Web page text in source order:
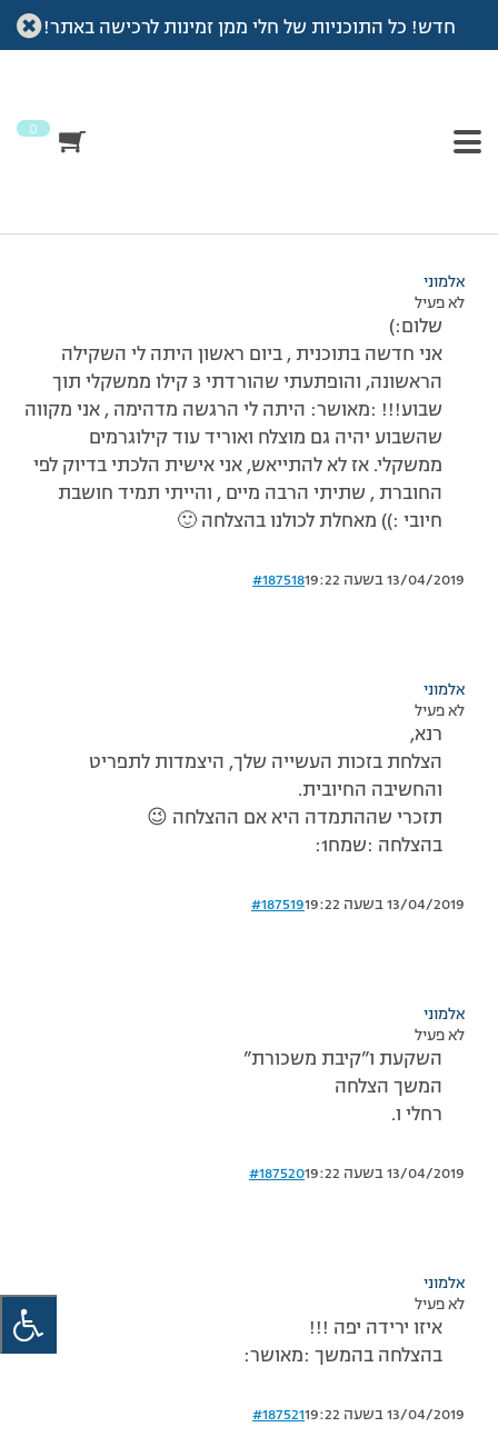
חדש! כל התוכניות של חלי ממן זמינות לרכישה באתר!
0
עמוד הבית >דיונים>פורום >שבוע ראשון
מוצגות 5 תגובות – 1 עד 5 (מתוך 5 סה״כ)
אלמוני
לא פעיל
שלום:)
אני חדשה בתוכנית , ביום ראשון היתה לי השקילה
הראשונה, והופתעתי שהורדתי 3 קילו ממשקלי תוך
שבוע!!! :מאושר: היתה לי הרגשה מדהימה , אני מקווה
שהשבוע יהיה גם מוצלח ואוריד עוד קילוגרמים
ממשקלי. אז לא להתייאש, אני אישית הלכתי בדיוק לפי
החוברת , שתיתי הרבה מיים , והייתי תמיד חושבת
חיובי :)) מאחלת לכולנו בהצלחה 🙂
13/04/2019 בשעה 19:22 #187518
אלמוני
לא פעיל
רנא,
הצלחת בזכות העשייה שלך, היצמדות לתפריט
והחשיבה החיובית.
תזכרי שההתמדה היא אם ההצלחה 😉
בהצלחה :שמח1:
13/04/2019 בשעה 19:22 #187519
אלמוני
לא פעיל
השקעת ו”קיבת משכורת”
המשך הצלחה
רחלי ו.
13/04/2019 בשעה 19:22 #187520
אלמוני
לא פעיל
איזו ירידה יפה !!!
בהצלחה בהמשך :מאושר:
13/04/2019 בשעה 19:22 #187521